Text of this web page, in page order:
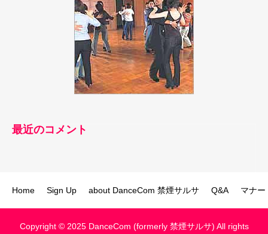
最近のコメント
Home Sign Up about DanceCom 禁煙サルサ Q&A マナー
Copyright © 2025 DanceCom (formerly 禁煙サルサ) All rights